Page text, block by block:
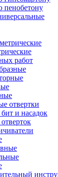
пенобетону
работ
отвертки
и насадок